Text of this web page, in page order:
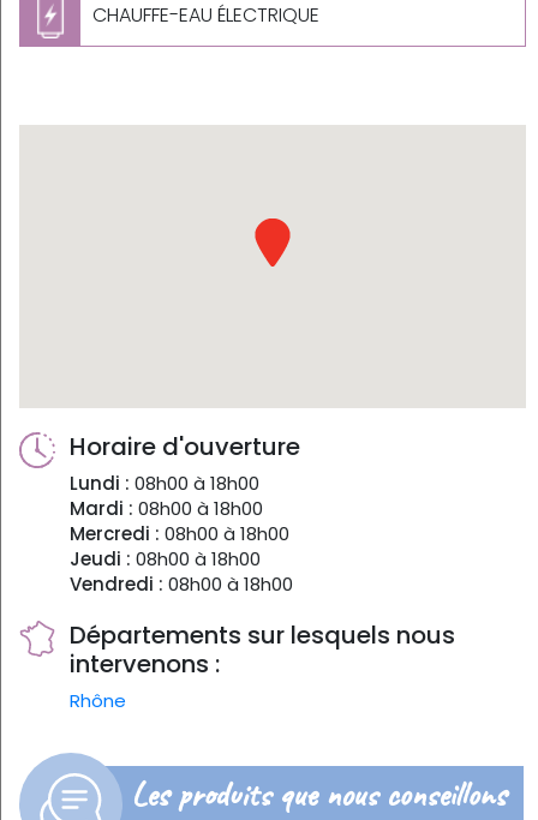
CHAUFFE-EAU ÉLECTRIQUE
Horaire d'ouverture
Lundi : 08h00 à 18h00
Mardi : 08h00 à 18h00
Mercredi : 08h00 à 18h00
Jeudi : 08h00 à 18h00
Vendredi : 08h00 à 18h00
Départements sur lesquels nous
intervenons :
Rhône
Les produits que nous conseillons